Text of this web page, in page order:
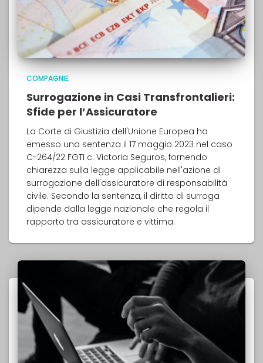
COMPAGNIE
Surrogazione in Casi Transfrontalieri:
Sfide per l’Assicuratore
La Corte di Giustizia dell'Unione Europea ha
emesso una sentenza il 17 maggio 2023 nel caso
C-264/22 FGTI c. Victoria Seguros, fornendo
chiarezza sulla legge applicabile nell'azione di
surrogazione dell'assicuratore di responsabilità
civile. Secondo la sentenza, il diritto di surroga
dipende dalla legge nazionale che regola il
rapporto tra assicuratore e vittima.